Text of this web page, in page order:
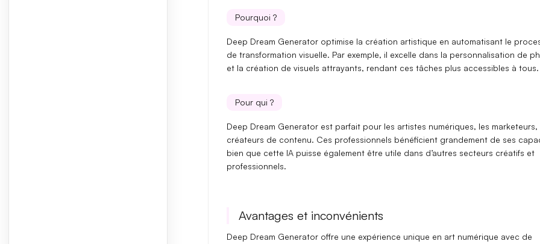
Pourquoi ?
Deep Dream Generator optimise la création artistique en automatisant le
de transformation visuelle. Par exemple, il excelle dans la personnalisation de
et la création de visuels attrayants, rendant ces tâches plus accessibles à tous.
Pour qui ?
Deep Dream Generator est parfait pour les artistes numériques, les marketeurs,
créateurs de contenu. Ces professionnels bénéficient grandement de ses
bien que cette IA puisse également être utile dans d’autres secteurs créatifs et
professionnels.
Avantages et inconvénients
Deep Dream Generator offre une expérience unique en art numérique avec de